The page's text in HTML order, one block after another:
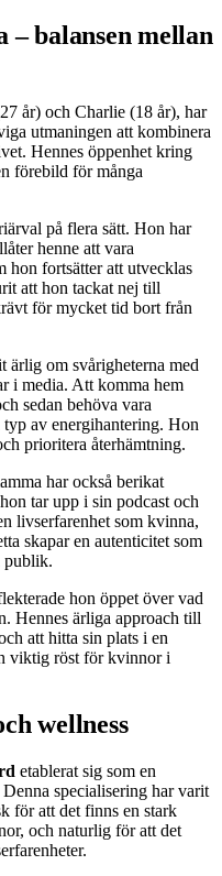
balansen mellan
år) och Charlie (18 år), har
utmaningen att kombinera
Hennes öppenhet kring
förebild för många
på flera sätt. Hon har
henne att vara
hon fortsätter att utvecklas
att hon tackat nej till
för mycket tid bort från
ärlig om svårigheterna med
i media. Att komma hem
sedan behöva vara
av energihantering. Hon
prioritera återhämtning.
har också berikat
tar upp i sin podcast och
livserfarenhet som kvinna,
skapar en autenticitet som
publik.
hon öppet över vad
Hennes ärliga approach till
att hitta sin plats i en
viktig röst för kvinnor i
wellness
etablerat sig som en
specialisering har varit
för att det finns en stark
och naturlig för att det